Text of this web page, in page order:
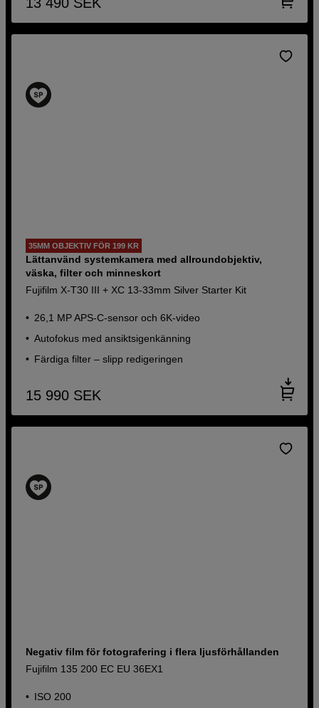
35MM OBJEKTIV FÖR 199 KR
Lättanvänd systemkamera med allroundobjektiv,
väska, filter och minneskort
Fujifilm X-T30 III + XC 13-33mm Silver Starter Kit
26,1 MP APS-C-sensor och 6K-video
Autofokus med ansiktsigenkänning
Färdiga filter – slipp redigeringen
15 990 SEK
Negativ film för fotografering i flera ljusförhållanden
Fujifilm 135 200 EC EU 36EX1
ISO 200